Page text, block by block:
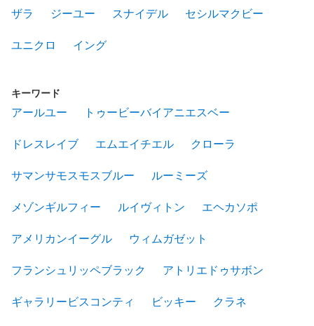
ザラ ジーユー スナイデル セシルマクビー
ユニクロ イング
キーワード
アールユー トゥービーバイアニエスベー
ドレスレイブ エムエイチエル クローラ
サマンサモスモスブルー ルーミーズ
メゾンギルフィー ルイヴィトン エヘカソポ
アメリカンイーグル ウィムガゼット
フランシュリッペブラック アトリエドゥサボン
ギャラリービスコンティ ビッキー クラネ